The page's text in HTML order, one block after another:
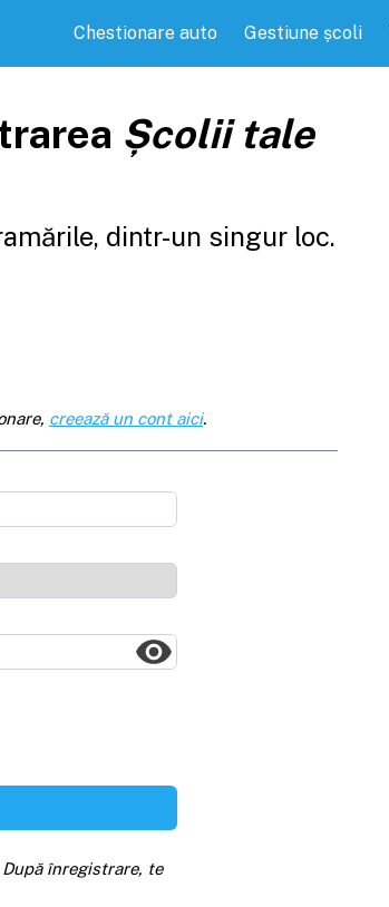
Chestionare auto Gestiune școli
Școlii tale
dintr-un singur loc.
creează un cont aici.
înregistrare, te